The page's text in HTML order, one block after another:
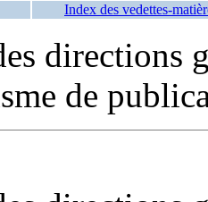
Index des vedettes-
directions
de